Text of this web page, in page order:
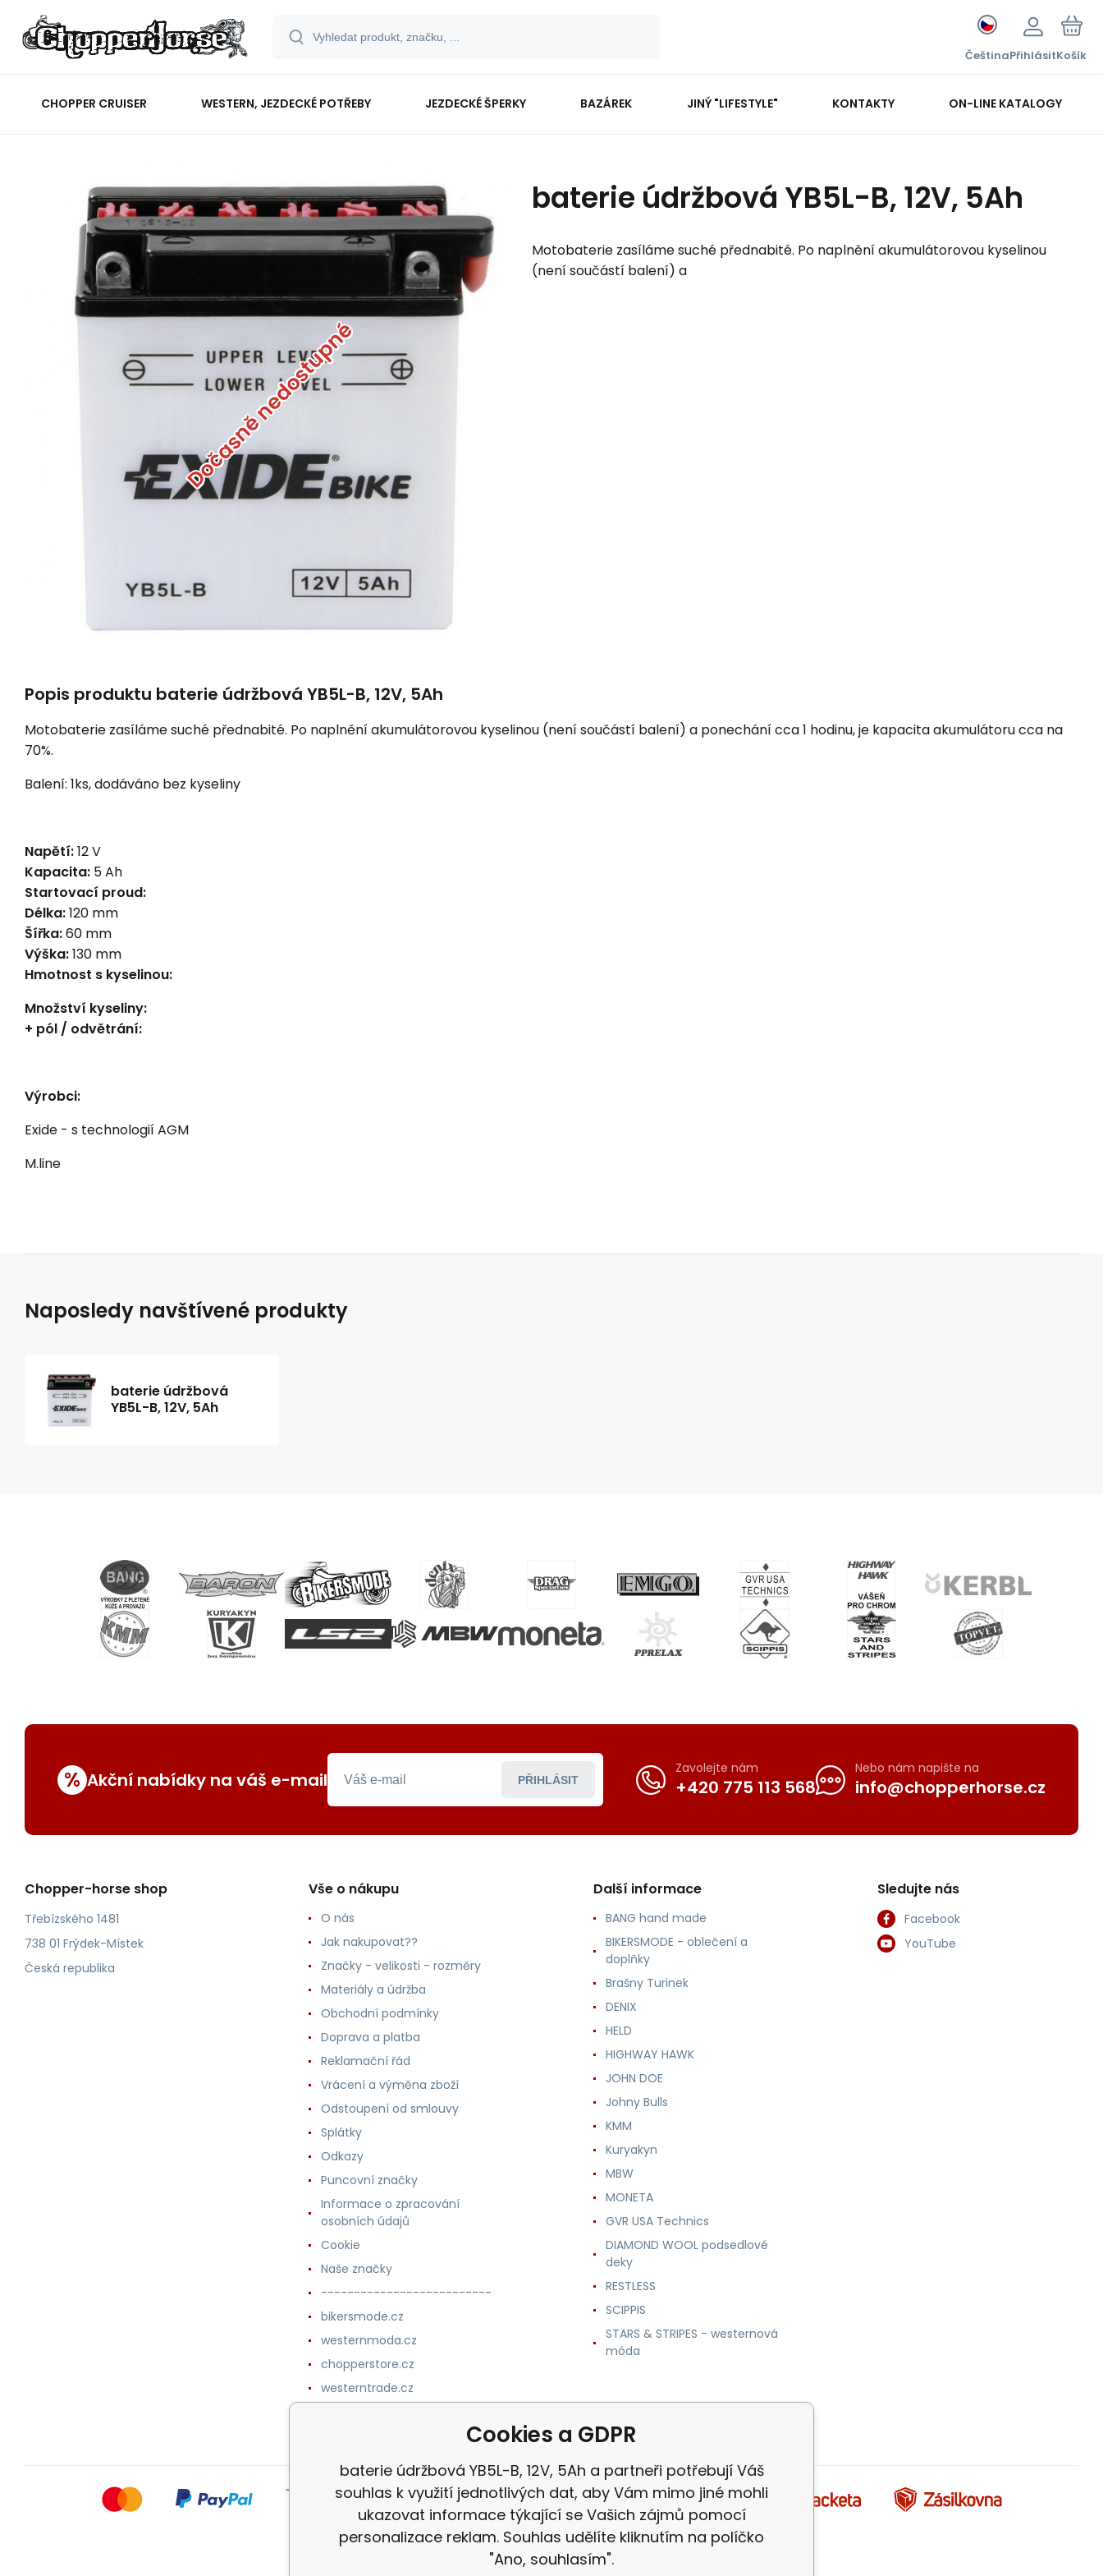
ČeštinaPřihlásitKošík
CHOPPER CRUISER WESTERN, JEZDECKÉ POTŘEBY JEZDECKÉ ŠPERKY BAZÁREK JINÝ "LIFESTYLE" KONTAKTY ON-LINE KATALOGY
Dočasně nedostupné
baterie údržbová YB5L-B, 12V, 5Ah
Motobaterie zasíláme suché přednabité. Po naplnění akumulátorovou kyselinou
(není součástí balení) a
Popis produktu baterie údržbová YB5L-B, 12V, 5Ah
Motobaterie zasíláme suché přednabité. Po naplnění akumulátorovou kyselinou (není součástí balení) a ponechání cca 1 hodinu, je kapacita akumulátoru cca na
70%.
Balení: 1ks, dodáváno bez kyseliny
Napětí:12 V
Kapacita: 5 Ah
Startovací proud:
Délka:120 mm
Šířka:60 mm
Výška:130 mm
Hmotnost s kyselinou:
Množství kyseliny:
+ pól / odvětrání:
Výrobci:
Exide - s technologií AGM
M.line
Naposledy navštívené produkty
baterie údržbová
YB5L-B, 12V, 5Ah
% Akční nabídky na váš e-mail PŘIHLÁSIT
Zavolejte nám
+420 775 113 568
Nebo nám napište na
info@chopperhorse.cz
Chopper-horse shop
Třebízského 1481
738 01 Frýdek-Místek
Česká republika
Vše o nákupu
O nás
Jak nakupovat??
Značky - velikosti - rozměry
Materiály a údržba
Obchodní podmínky
Doprava a platba
Reklamační řád
Vrácení a výměna zboží
Odstoupení od smlouvy
Splátky
Odkazy
Puncovní značky
Informace o zpracování
osobních údajů
Cookie
Naše značky
--------------------------
bikersmode.cz
westernmoda.cz
chopperstore.cz
westerntrade.cz
Další informace
BANG hand made
BIKERSMODE - oblečení a
doplňky
Brašny Turinek
DENIX
HELD
HIGHWAY HAWK
JOHN DOE
Johny Bulls
KMM
Kuryakyn
MBW
MONETA
GVR USA Technics
DIAMOND WOOL podsedlové
deky
RESTLESS
SCIPPIS
STARS & STRIPES - westernová
móda
Sledujte nás
Facebook
YouTube
Cookies a GDPR
baterie údržbová YB5L-B, 12V, 5Ah a partneři potřebují Váš
souhlas k využití jednotlivých dat, aby Vám mimo jiné mohli
ukazovat informace týkající se Vašich zájmů pomocí
personalizace reklam. Souhlas udělíte kliknutím na políčko
"Ano, souhlasím".